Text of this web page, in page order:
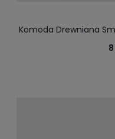
Komoda Drewniana
stalowym